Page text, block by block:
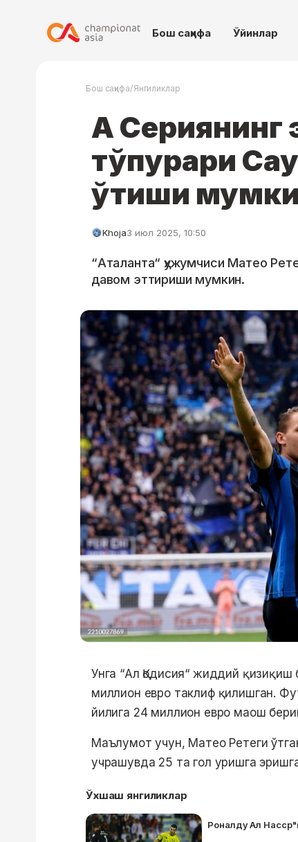
Бош саҳифа Ўйинлар
Бош саҳифа/Янгиликлар
А Сериянинг
тўпурари
ўтиши
Khoja3 июл 2025, 10:50
“Аталанта“ ҳужумчиси Матео
давом эттириши мумкин.
Унга “Ал Қодисия“ жиддий
миллион евро таклиф қилишган.
йилига 24 миллион евро маош
Маълумот учун, Матео Ретеги
учрашувда 25 та гол уришга
Ўхшаш янгиликлар
Роналду Ал